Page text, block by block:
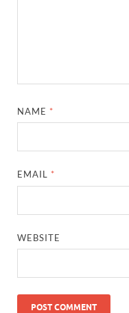
NAME *
EMAIL *
WEBSITE